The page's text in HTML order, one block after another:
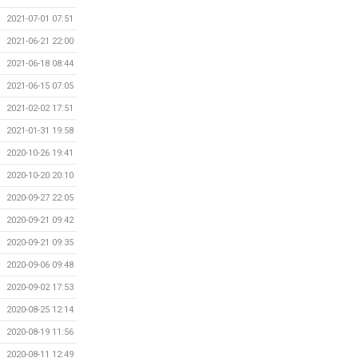
2021-07-01 07:51
2021-06-21 22:00
2021-06-18 08:44
2021-06-15 07:05
2021-02-02 17:51
2021-01-31 19:58
2020-10-26 19:41
2020-10-20 20:10
2020-09-27 22:05
2020-09-21 09:42
2020-09-21 09:35
2020-09-06 09:48
2020-09-02 17:53
2020-08-25 12:14
2020-08-19 11:56
2020-08-11 12:49